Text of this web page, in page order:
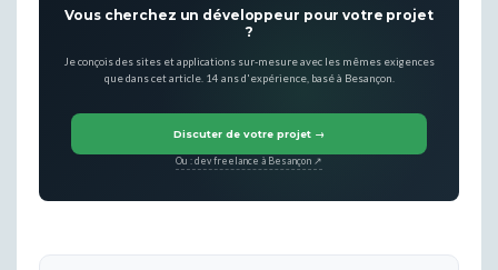
Vous cherchez un développeur pour votre projet
?
Je conçois des sites et applications sur-mesure avec les mêmes exigences
que dans cet article. 14 ans d'expérience, basé à Besançon.
Discuter de votre projet →
Ou : dev freelance à Besançon ↗